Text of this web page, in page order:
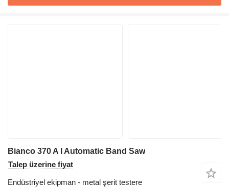
Bianco 370 A I Automatic Band Saw
Talep üzerine fiyat
Endüstriyel ekipman - metal şerit testere